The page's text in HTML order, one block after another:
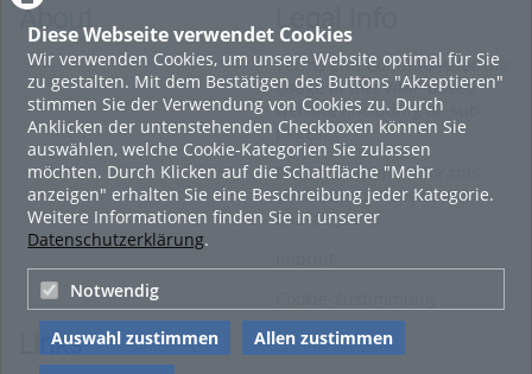
Diese Webseite verwendet Cookies
Wir verwenden Cookies, um unsere Website optimal für Sie
zu gestalten. Mit dem Bestätigen des Buttons "Akzeptieren"
stimmen Sie der Verwendung von Cookies zu. Durch
Anklicken der untenstehenden Checkboxen können Sie
auswählen, welche Cookie-Kategorien Sie zulassen
möchten. Durch Klicken auf die Schaltfläche "Mehr
anzeigen" erhalten Sie eine Beschreibung jeder Kategorie.
Weitere Informationen finden Sie in unserer
Datenschutzerklärung.
Notwendig
Auswahl zustimmen
Allen zustimmen
About Legal Info
Terms and Conditions for the
Usage of this ViMP based
website (including all sub-
pages)
Privacy Statement for this
ViMP based Website incl.
Sub-pages
Links